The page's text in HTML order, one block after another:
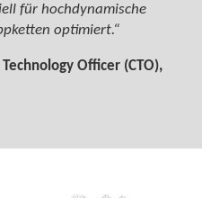
für hochdynamische
optimiert.“
Officer (CTO),